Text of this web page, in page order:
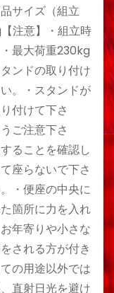
サイズ（組立
注意】・組立時
最大荷重230kg
ンドの取り付け
。・スタンドが
付けて下さ
ご注意下さ
ることを確認し
座らないで下さ
・便座の中央に
箇所に力を入れ
年寄りや小さな
される方が付き
の用途以外では
直射日光を避け